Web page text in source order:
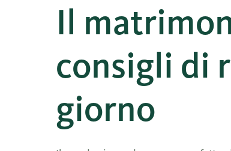
Il
consigli di
giorno